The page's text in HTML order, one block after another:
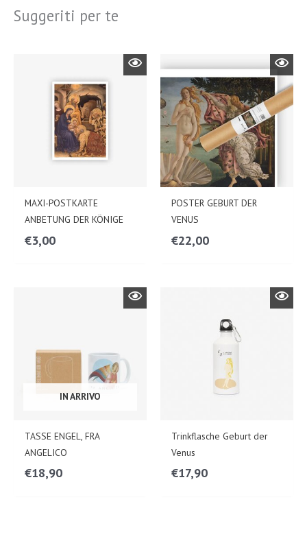
Suggeriti per te
MAXI-POSTKARTE
ANBETUNG DER KÖNIGE
€3,00
POSTER GEBURT DER
VENUS
€22,00
IN ARRIVO
TASSE ENGEL, FRA
ANGELICO
€18,90
Trinkflasche Geburt der
Venus
€17,90